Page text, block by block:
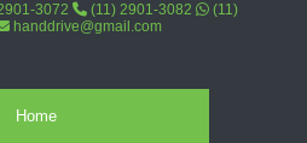
3072 (11) 2901-3082
(11)
handdrive@gmail.com
Home